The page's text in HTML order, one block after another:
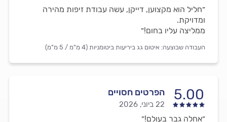
״חליל הוא מקצוען, דייקן, עשה עבודת זיפות מהירה
ומדויקת.
ממליצה עליו בחום!״
העבודה שבוצעה: איטום גג ביריעות ביטומניות (4 מ"מ / 5 מ"מ)
5.00 הפרטים חסויים
22 ביוני, 2026
״אחלה גבר בעולם!״